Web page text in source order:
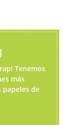
Tenemos
más
papeles de